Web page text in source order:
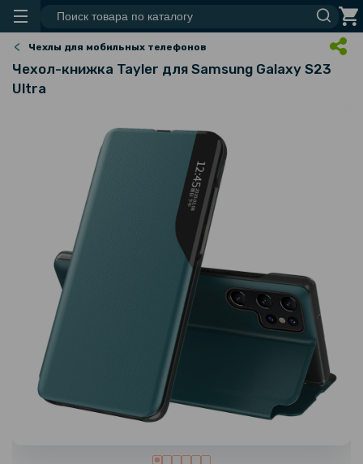
Чехлы для мобильных телефонов
Чехол-книжка Tayler для Samsung Galaxy S23
Ultra